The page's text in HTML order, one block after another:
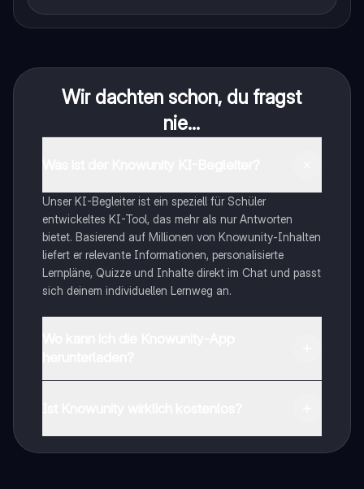
Wir dachten schon, du fragst
nie...
Unser KI-Begleiter ist ein speziell für Schüler
entwickeltes KI-Tool, das mehr als nur Antworten
bietet. Basierend auf Millionen von Knowunity-Inhalten
liefert er relevante Informationen, personalisierte
Lernpläne, Quizze und Inhalte direkt im Chat und passt
sich deinem individuellen Lernweg an.